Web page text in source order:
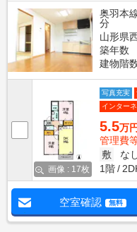
奥羽本
分
山形県
築年数
建物階
画像 : 17枚
写真充実
インター
5.5万円
管理費
敷
な
1階
空室確認 無料